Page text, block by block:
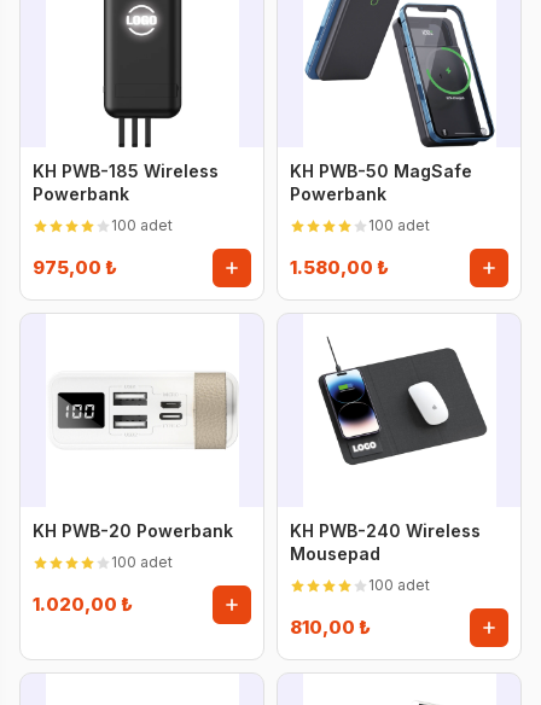
KH PWB-185 Wireless
Powerbank
100 adet
975,00 ₺
KH PWB-50 MagSafe
Powerbank
100 adet
1.580,00 ₺
KH PWB-20 Powerbank
100 adet
1.020,00 ₺
KH PWB-240 Wireless
Mousepad
100 adet
810,00 ₺